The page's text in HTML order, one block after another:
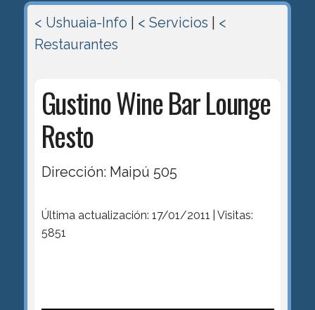
< Ushuaia-Info < Servicios
<
Restaurantes
Gustino Wine Bar Lounge
Resto
Dirección: Maipú 505
Última actualización: 17/01/2011 | Visitas:
5851